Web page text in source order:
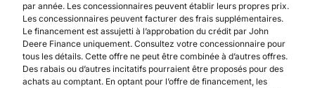
par année. Les concessionnaires peuvent établir leurs propres prix.
Les concessionnaires peuvent facturer des frais supplémentaires.
Le financement est assujetti à l’approbation du crédit par John
Deere Finance uniquement. Consultez votre concessionnaire pour
tous les détails. Cette offre ne peut être combinée à d’autres offres.
Des rabais ou d’autres incitatifs pourraient être proposés pour des
achats au comptant. En optant pour l’offre de financement, les